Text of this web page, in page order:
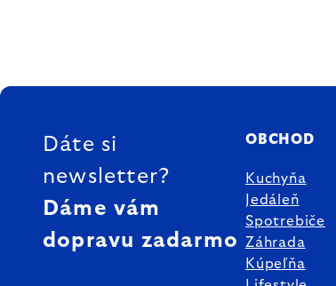
ZÁPÄTIE
Dáte si
newsletter?
Dáme vám
dopravu zadarmo
OBCHOD
Kuchyňa
Jedáleň
Spotrebiče
Záhrada
Kúpeľňa